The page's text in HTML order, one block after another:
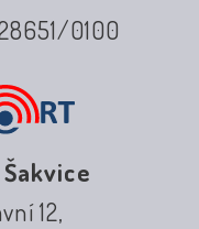
0100
Šakvice
12,